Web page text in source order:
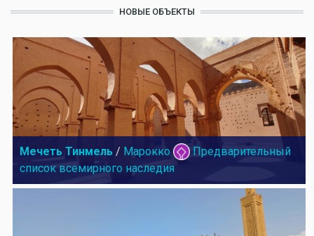
НОВЫЕ ОБЪЕКТЫ
Мечеть Тинмель / Марокко
Предварительный
список всемирного наследия